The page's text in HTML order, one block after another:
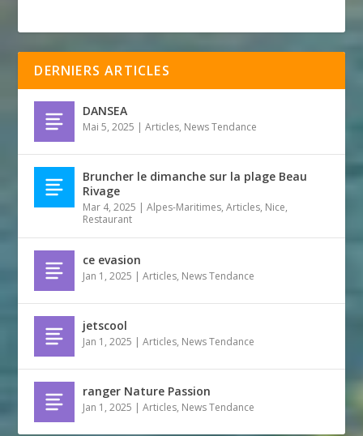
DERNIERS ARTICLES
DANSEA
Mai 5, 2025 |Articles, News Tendance
Bruncher le dimanche sur la plage Beau
Rivage
Mar 4, 2025 |Alpes-Maritimes,Articles, Nice,
Restaurant
ce evasion
Jan 1, 2025 |Articles, News Tendance
jetscool
Jan 1, 2025 |Articles, News Tendance
ranger Nature Passion
Jan 1, 2025 |Articles, News Tendance